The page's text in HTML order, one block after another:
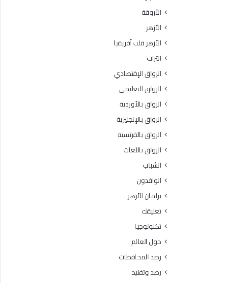
الأروقة
الأزهر
الأزهر قلب أفريقيا
التراث
الرواق الإقتصادي
الرواق التعليمي
الرواق بالأوردية
الرواق بالإنجليزية
الرواق بالفرنسية
الرواق باللغات
الشباب
الوافدون
برلمان الأزهر
تعليقك
تكنولوجيا
حول العالم
رصد المحافظات
رصد وتفنيد